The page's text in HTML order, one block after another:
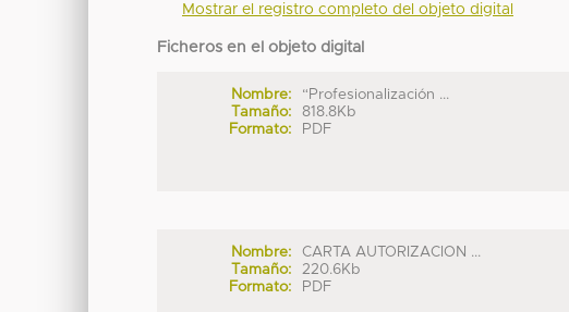
Mostrar el registro completo del objeto digital
Ficheros en el objeto digital
Nombre:
“Profesionalización ...
Tamaño:
818.8Kb
Formato:
PDF
Nombre:
CARTA AUTORIZACION ...
Tamaño:
220.6Kb
Formato:
PDF